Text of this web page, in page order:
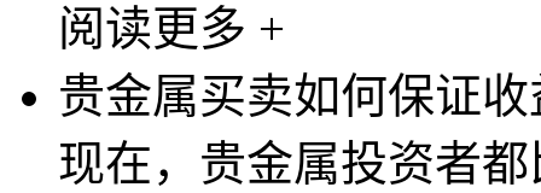
阅读更多 +
贵金属买卖如何保证收
现在，贵金属投资者